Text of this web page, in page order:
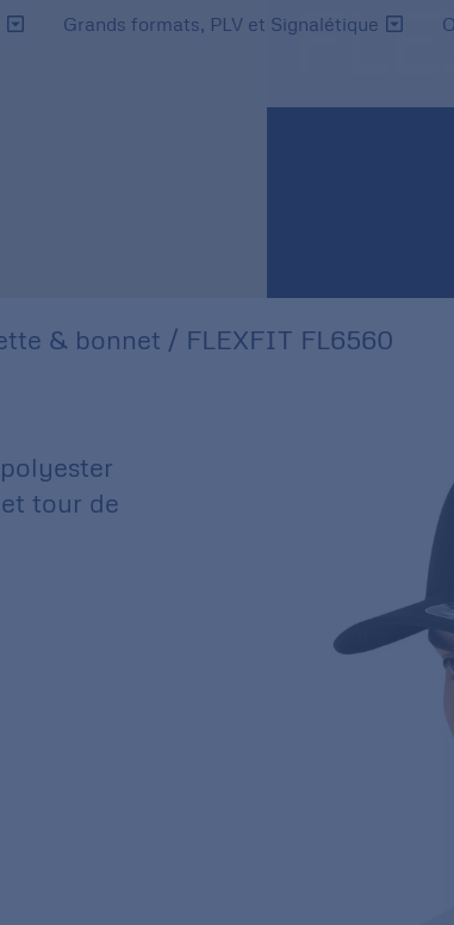
Grands formats, PLV et Signalétique
& bonnet / FLEXFIT FL6560
tour de